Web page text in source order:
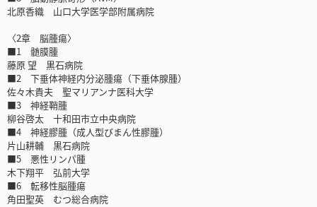
北原香織 山口大学医学部附属病院
〈2章 脳腫瘍〉
■1 髄膜腫
藤原 望 黒石病院
■2 下垂体神経内分泌腫瘍（下垂体腺腫）
佐々木貴夫 聖マリアンナ医科大学
■3 神経鞘腫
柳谷啓太 十和田市立中央病院
■4 神経膠腫（成人型びまん性膠腫）
片山耕輔 黒石病院
■5 悪性リンパ腫
木下翔平 弘前大学
■6 転移性脳腫瘍
角田聖英 むつ総合病院